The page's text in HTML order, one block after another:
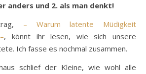
anders und 2. als man denkt!
– Warum latente Müdigkeit
, könnt ihr lesen, wie sich unsere
Ich fasse es nochmal zusammen.
schlief der Kleine, wie wohl alle